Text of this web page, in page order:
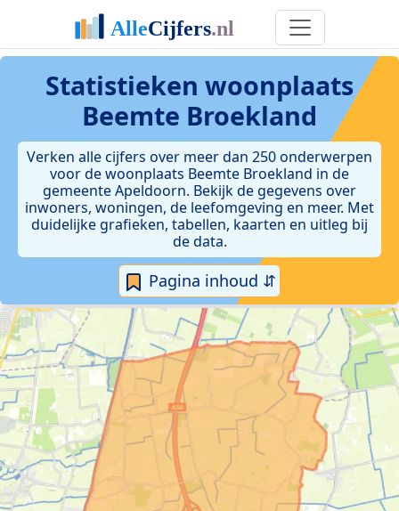
Statistieken woonplaats
Beemte Broekland
Verken alle cijfers over meer dan 250 onderwerpen
voor de woonplaats Beemte Broekland in de
gemeente Apeldoorn. Bekijk de gegevens over
inwoners, woningen, de leefomgeving en meer. Met
duidelijke grafieken, tabellen, kaarten en uitleg bij
de data.
Pagina inhoud ⇵